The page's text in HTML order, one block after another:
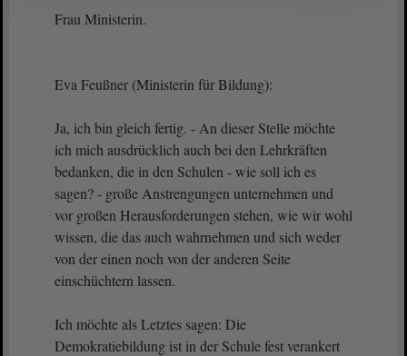
Frau Ministerin.
Eva Feußner (Ministerin für Bildung):
Ja, ich bin gleich fertig. - An dieser Stelle möchte
ich mich ausdrücklich auch bei den Lehrkräften
bedanken, die in den Schulen - wie soll ich es
sagen? - große Anstrengungen unternehmen und
vor großen Herausforderungen stehen, wie wir wohl
wissen, die das auch wahrnehmen und sich weder
von der einen noch von der anderen Seite
einschüchtern lassen.
Ich möchte als Letztes sagen: Die
Demokratiebildung ist in der Schule fest verankert